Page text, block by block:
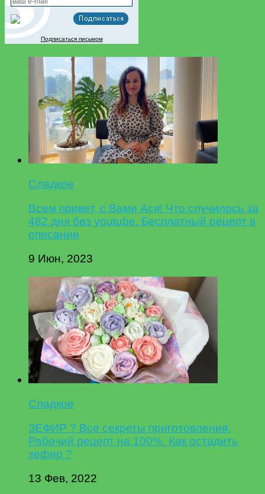
Подписаться письмом
Сладкое
Всем привет, с Вами Ася! Что случилось за
482 дня без youtube. Бесплатный рецепт в
описании
9 Июн, 2023
Сладкое
ЗЕФИР ? Все секреты приготовления.
Рабочий рецепт на 100%. Как остадить
зефир ?
13 Фев, 2022